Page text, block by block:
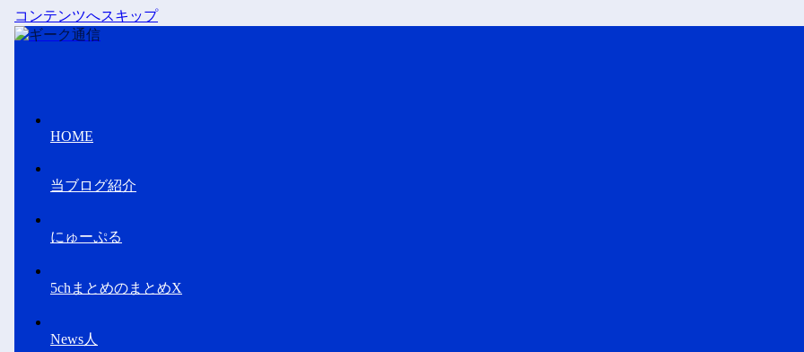
コンテンツへスキップ
HOME
当ブログ紹介
にゅーぷる
5chまとめのまとめX
News人